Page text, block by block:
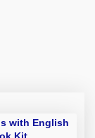
with English